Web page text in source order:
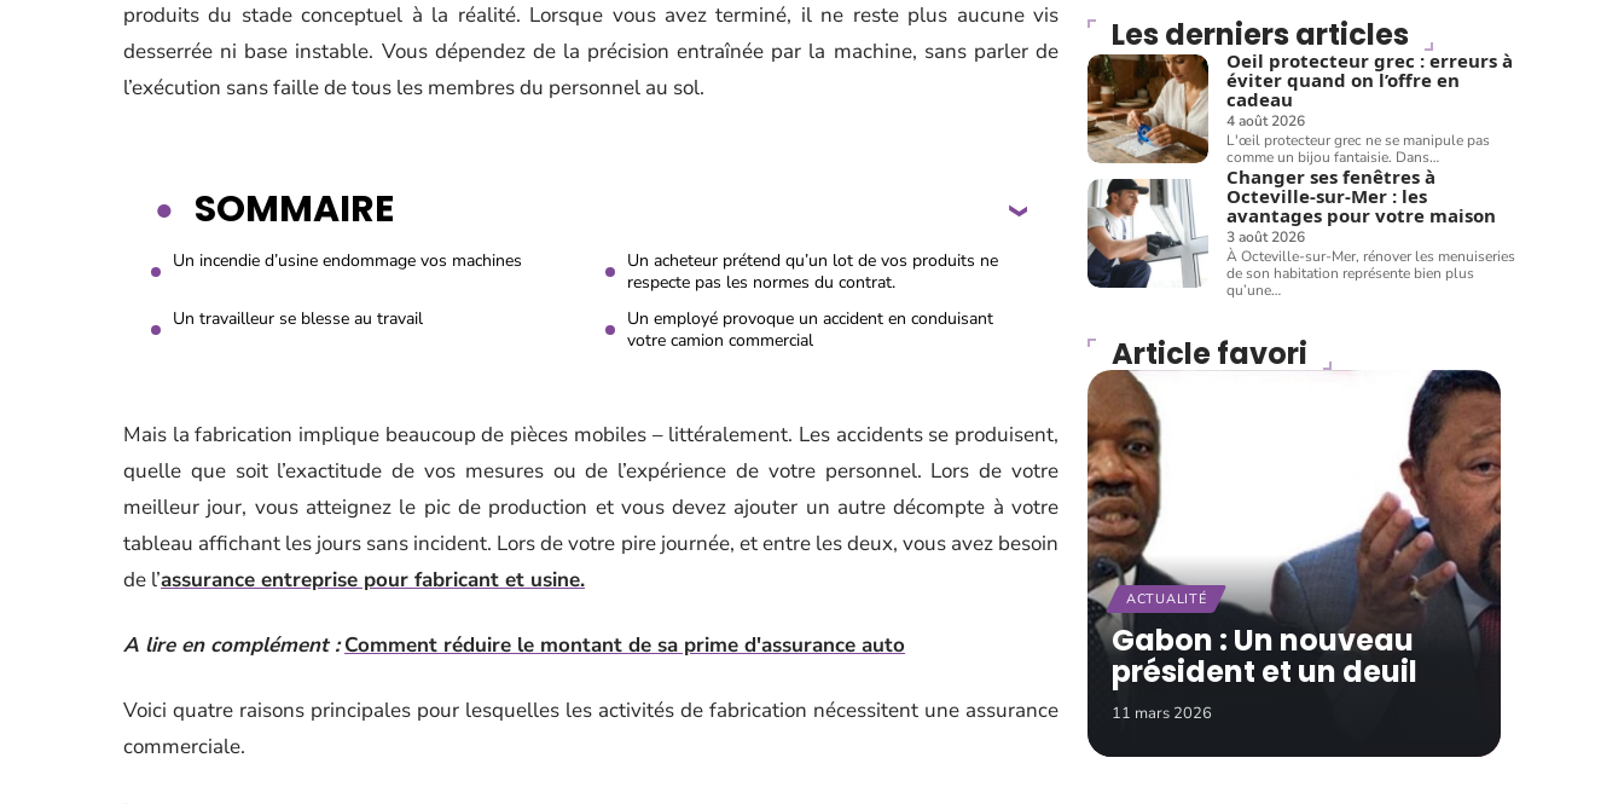
produits du stade conceptuel à la réalité. Lorsque vous avez terminé, il ne reste plus aucune vis
desserrée ni base instable. Vous dépendez de la précision entraînée par la machine, sans parler de
l’exécution sans faille de tous les membres du personnel au sol.
SOMMAIRE
Un incendie d’usine endommage vos machines
Un acheteur prétend qu’un lot de vos produits ne
respecte pas les normes du contrat.
Un travailleur se blesse au travail
Un employé provoque un accident en conduisant
votre camion commercial
Mais la fabrication implique beaucoup de pièces mobiles – littéralement. Les accidents se produisent,
quelle que soit l’exactitude de vos mesures ou de l’expérience de votre personnel. Lors de votre
meilleur jour, vous atteignez le pic de production et vous devez ajouter un autre décompte à votre
tableau affichant les jours sans incident. Lors de votre pire journée, et entre les deux, vous avez besoin
de l’assurance entreprise pour fabricant et usine.
A lire en complément : Comment réduire le montant de sa prime d'assurance auto
Voici quatre raisons principales pour lesquelles les activités de fabrication nécessitent une assurance
commerciale.
Les derniers articles
Oeil protecteur grec : erreurs à
éviter quand on l’offre en
cadeau
4 août 2026
L'œil protecteur grec ne se manipule pas
comme un bijou fantaisie. Dans…
Changer ses fenêtres à
Octeville-sur-Mer : les
avantages pour votre maison
3 août 2026
À Octeville-sur-Mer, rénover les menuiseries
de son habitation représente bien plus
qu’une…
Article favori
ACTUALITÉ
Gabon : Un nouveau
président et un deuil
11 mars 2026